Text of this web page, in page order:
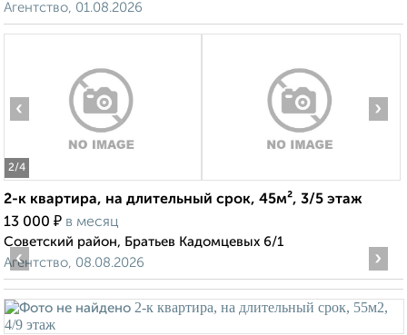
Агентство, 01.08.2026
2/4
‹ ›
2-к квартира, на длительный срок, 45м², 3/5 этаж
13 000 ₽ в месяц
Советский район, Братьев Кадомцевых 6/1
Агентство, 08.08.2026
‹ ›